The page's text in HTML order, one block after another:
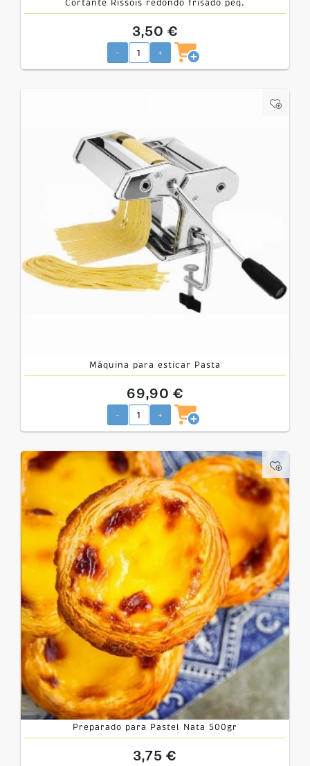
Cortante Rissois redondo frisado peq.
3,50 €
- +
Máquina para esticar Pasta
69,90 €
- +
Preparado para Pastel Nata 500gr
3,75 €